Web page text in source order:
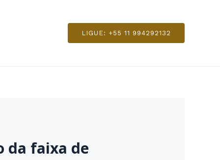
LIGUE: +55 11 994292132
da faixa de